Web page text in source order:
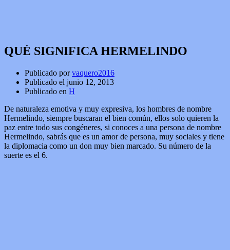
QUÉ SIGNIFICA HERMELINDO
Publicado porvaquero2016
Publicado el junio 12, 2013
Publicado en H
De naturaleza emotiva y muy expresiva, los hombres de nombre
Hermelindo, siempre buscaran el bien común, ellos solo quieren la
paz entre todo sus congéneres, si conoces a una persona de nombre
Hermelindo, sabrás que es un amor de persona, muy sociales y tiene
la diplomacia como un don muy bien marcado. Su número de la
suerte es el 6.